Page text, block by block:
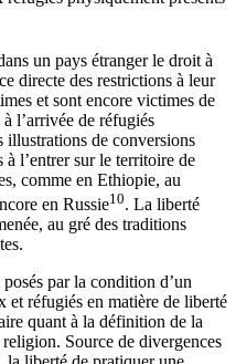
un pays étranger le droit à
directe des restrictions à leur
et sont encore victimes de
l’arrivée de réfugiés
illustrations de conversions
l’entrer sur le territoire de
comme en Ethiopie, au
en Russie10. La liberté
au gré des traditions
par la condition d’un
et réfugiés en matière de liberté
quant à la définition de la
Source de divergences